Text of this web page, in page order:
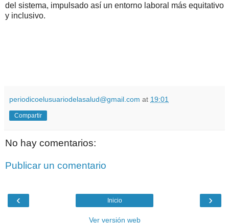
del sistema, impulsado así un entorno laboral más equitativo
y inclusivo.
periodicoelusuariodelasalud@gmail.com at 19:01
Compartir
No hay comentarios:
Publicar un comentario
‹ ›
Inicio
Ver versión web